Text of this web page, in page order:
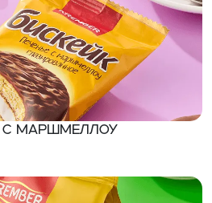
с маршмеллоу